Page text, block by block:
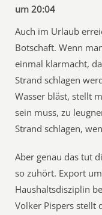
um 20:04
Auch im Urlaub
Botschaft. Wenn
einmal klarmacht,
Strand schlagen
Wasser bläst, stellt
sein muss, zu
Strand schlagen,
Aber genau das tut
so zuhört. Export
Haushaltsdisziplin
Volker Pispers stellt